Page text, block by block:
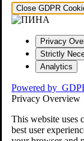
Close GDPR
Privacy
Strictly
Analytics
Powered by
Privacy Overview
This website uses
best user